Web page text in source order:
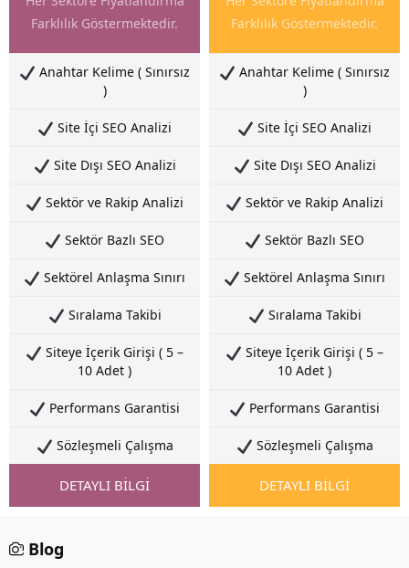
Farklılık Göstermektedir.
Anahtar Kelime ( Sınırsız
)
Site İçi SEO Analizi
Site Dışı SEO Analizi
Sektör ve Rakip Analizi
Sektör Bazlı SEO
Sektörel Anlaşma Sınırı
Sıralama Takibi
Siteye İçerik Girişi ( 5 –
10 Adet )
Performans Garantisi
Sözleşmeli Çalışma
DETAYLI BİLGİ
Farklılık Göstermektedir.
Anahtar Kelime ( Sınırsız
)
Site İçi SEO Analizi
Site Dışı SEO Analizi
Sektör ve Rakip Analizi
Sektör Bazlı SEO
Sektörel Anlaşma Sınırı
Sıralama Takibi
Siteye İçerik Girişi ( 5 –
10 Adet )
Performans Garantisi
Sözleşmeli Çalışma
DETAYLI BİLGİ
Blog